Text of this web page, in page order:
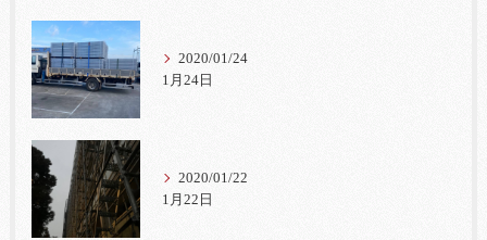
2020/01/24
1月24日
2020/01/22
1月22日